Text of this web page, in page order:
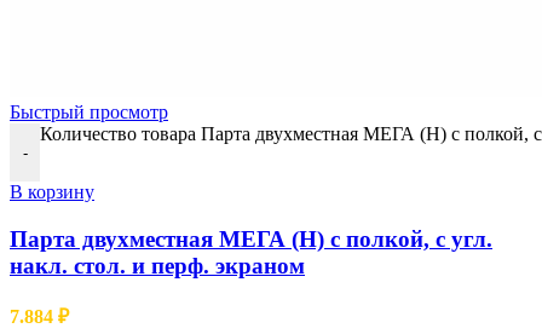
Быстрый просмотр
-
Количество товара Парта двухместная МЕГА (Н) с полкой,
В корзину
Парта двухместная МЕГА (Н) с полкой, с угл.
накл. стол. и перф. экраном
7.884 ₽